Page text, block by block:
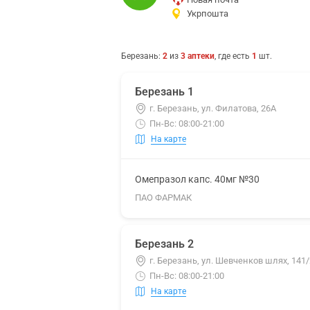
Укрпошта
Березань: 2 из 3 аптеки, где есть 1 шт.
Березань 1
г. Березань, ул. Филатова, 26А
Пн-Вс: 08:00-21:00
На карте
Омепразол капс. 40мг №30
ПАО ФАРМАК
Березань 2
г. Березань, ул. Шевченков шлях,
Пн-Вс: 08:00-21:00
На карте